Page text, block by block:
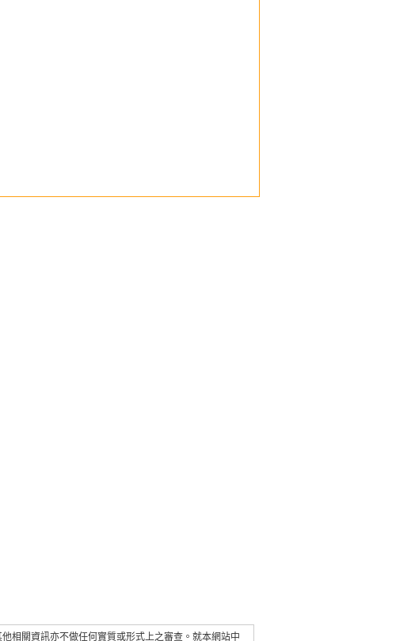
相關資訊亦不做任何實質或形式上之審查。就本網站中